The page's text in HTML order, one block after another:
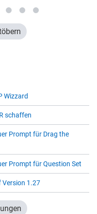
Wizzard
schaffen
Prompt für Drag the
Prompt für Question Set
Version 1.27